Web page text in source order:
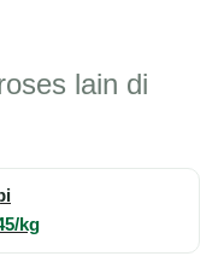
lain di
kg